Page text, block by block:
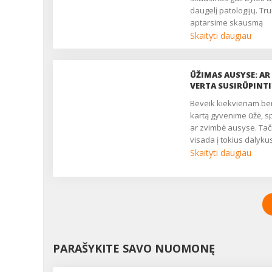
daugelį patologijų.
aptarsime skausmą
sukeliančias priežastis
Skaityti daugiau
ŪŽIMAS AUSYSE: AR
VERTA
Beveik kiekvienam bent
kartą gyvenime ūžė,
ar zvimbė ausyse.
visada į tokius
reikia kreipti dėmesį?
keleri metai man tiek
tiek naktį ūžia ausyse.
kentėti visą gyvenimą?“
Skaityti daugiau
PARAŠYKITE SAVO NUOMONĘ